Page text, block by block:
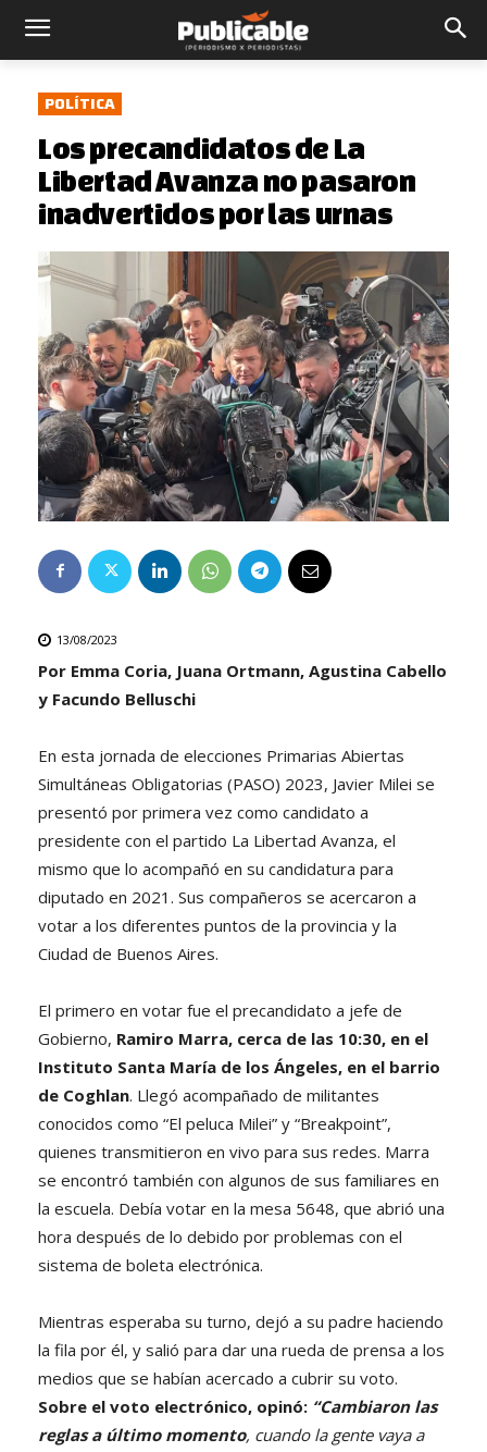
POLÍTICA
Los precandidatos de La
Libertad Avanza no pasaron
inadvertidos por las urnas
13/08/2023
Por Emma Coria, Juana Ortmann, Agustina Cabello
y Facundo Belluschi
En esta jornada de elecciones Primarias Abiertas
Simultáneas Obligatorias (PASO) 2023, Javier Milei se
presentó por primera vez como candidato a
presidente con el partido La Libertad Avanza, el
mismo que lo acompañó en su candidatura para
diputado en 2021. Sus compañeros se acercaron a
votar a los diferentes puntos de la provincia y la
Ciudad de Buenos Aires.
El primero en votar fue el precandidato a jefe de
Gobierno, Ramiro Marra, cerca de las 10:30, en el
Instituto Santa María de los Ángeles, en el barrio
de Coghlan. Llegó acompañado de militantes
conocidos como “El peluca Milei” y “Breakpoint”,
quienes transmitieron en vivo para sus redes. Marra
se encontró también con algunos de sus familiares en
la escuela. Debía votar en la mesa 5648, que abrió una
hora después de lo debido por problemas con el
sistema de boleta electrónica.
Mientras esperaba su turno, dejó a su padre haciendo
la fila por él, y salió para dar una rueda de prensa a los
medios que se habían acercado a cubrir su voto.
Sobre el voto electrónico, opinó: “Cambiaron las
reglas a último momento, cuando la gente vaya a